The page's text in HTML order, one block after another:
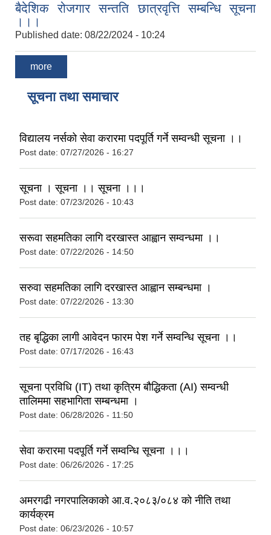
बैदेशिक रोजगार सन्तति छात्रवृत्ति सम्बन्धि सूचना
।।।
Published date: 08/22/2024 - 10:24
more
सूचना तथा समाचार
विद्यालय नर्सको सेवा करारमा पदपूर्ति गर्ने सम्वन्धी सूचना ।।
Post date: 07/27/2026 - 16:27
सूचना । सूचना ।। सूचना ।।।
Post date: 07/23/2026 - 10:43
सरूवा सहमतिका लागि दरखास्त आह्वान सम्वन्धमा ।।
Post date: 07/22/2026 - 14:50
सरुवा सहमतिका लागि दरखास्त आह्वान सम्बन्धमा ।
Post date: 07/22/2026 - 13:30
तह बृद्धिका लागी आवेदन फारम पेश गर्ने सम्वन्धि सूचना ।।
Post date: 07/17/2026 - 16:43
सूचना प्रविधि (IT) तथा कृत्रिम बौद्धिकता (AI) सम्वन्धी
तालिममा सहभागिता सम्बन्धमा ।
Post date: 06/28/2026 - 11:50
सेवा करारमा पदपूर्ति गर्ने सम्वन्धि सूचना ।।।
Post date: 06/26/2026 - 17:25
अमरगढी नगरपालिकाको आ.व.२०८३/०८४ को नीति तथा
कार्यक्रम
Post date: 06/23/2026 - 10:57